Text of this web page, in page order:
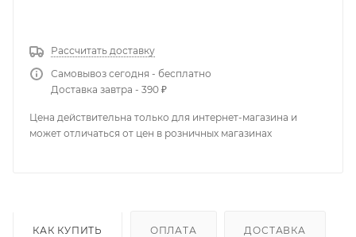
Рассчитать доставку
Самовывоз сегодня - бесплатно
Доставка завтра - 390 ₽
Цена действительна только для интернет-магазина и
может отличаться от цен в розничных магазинах
КАК КУПИТЬ ОПЛАТА ДОСТАВКА